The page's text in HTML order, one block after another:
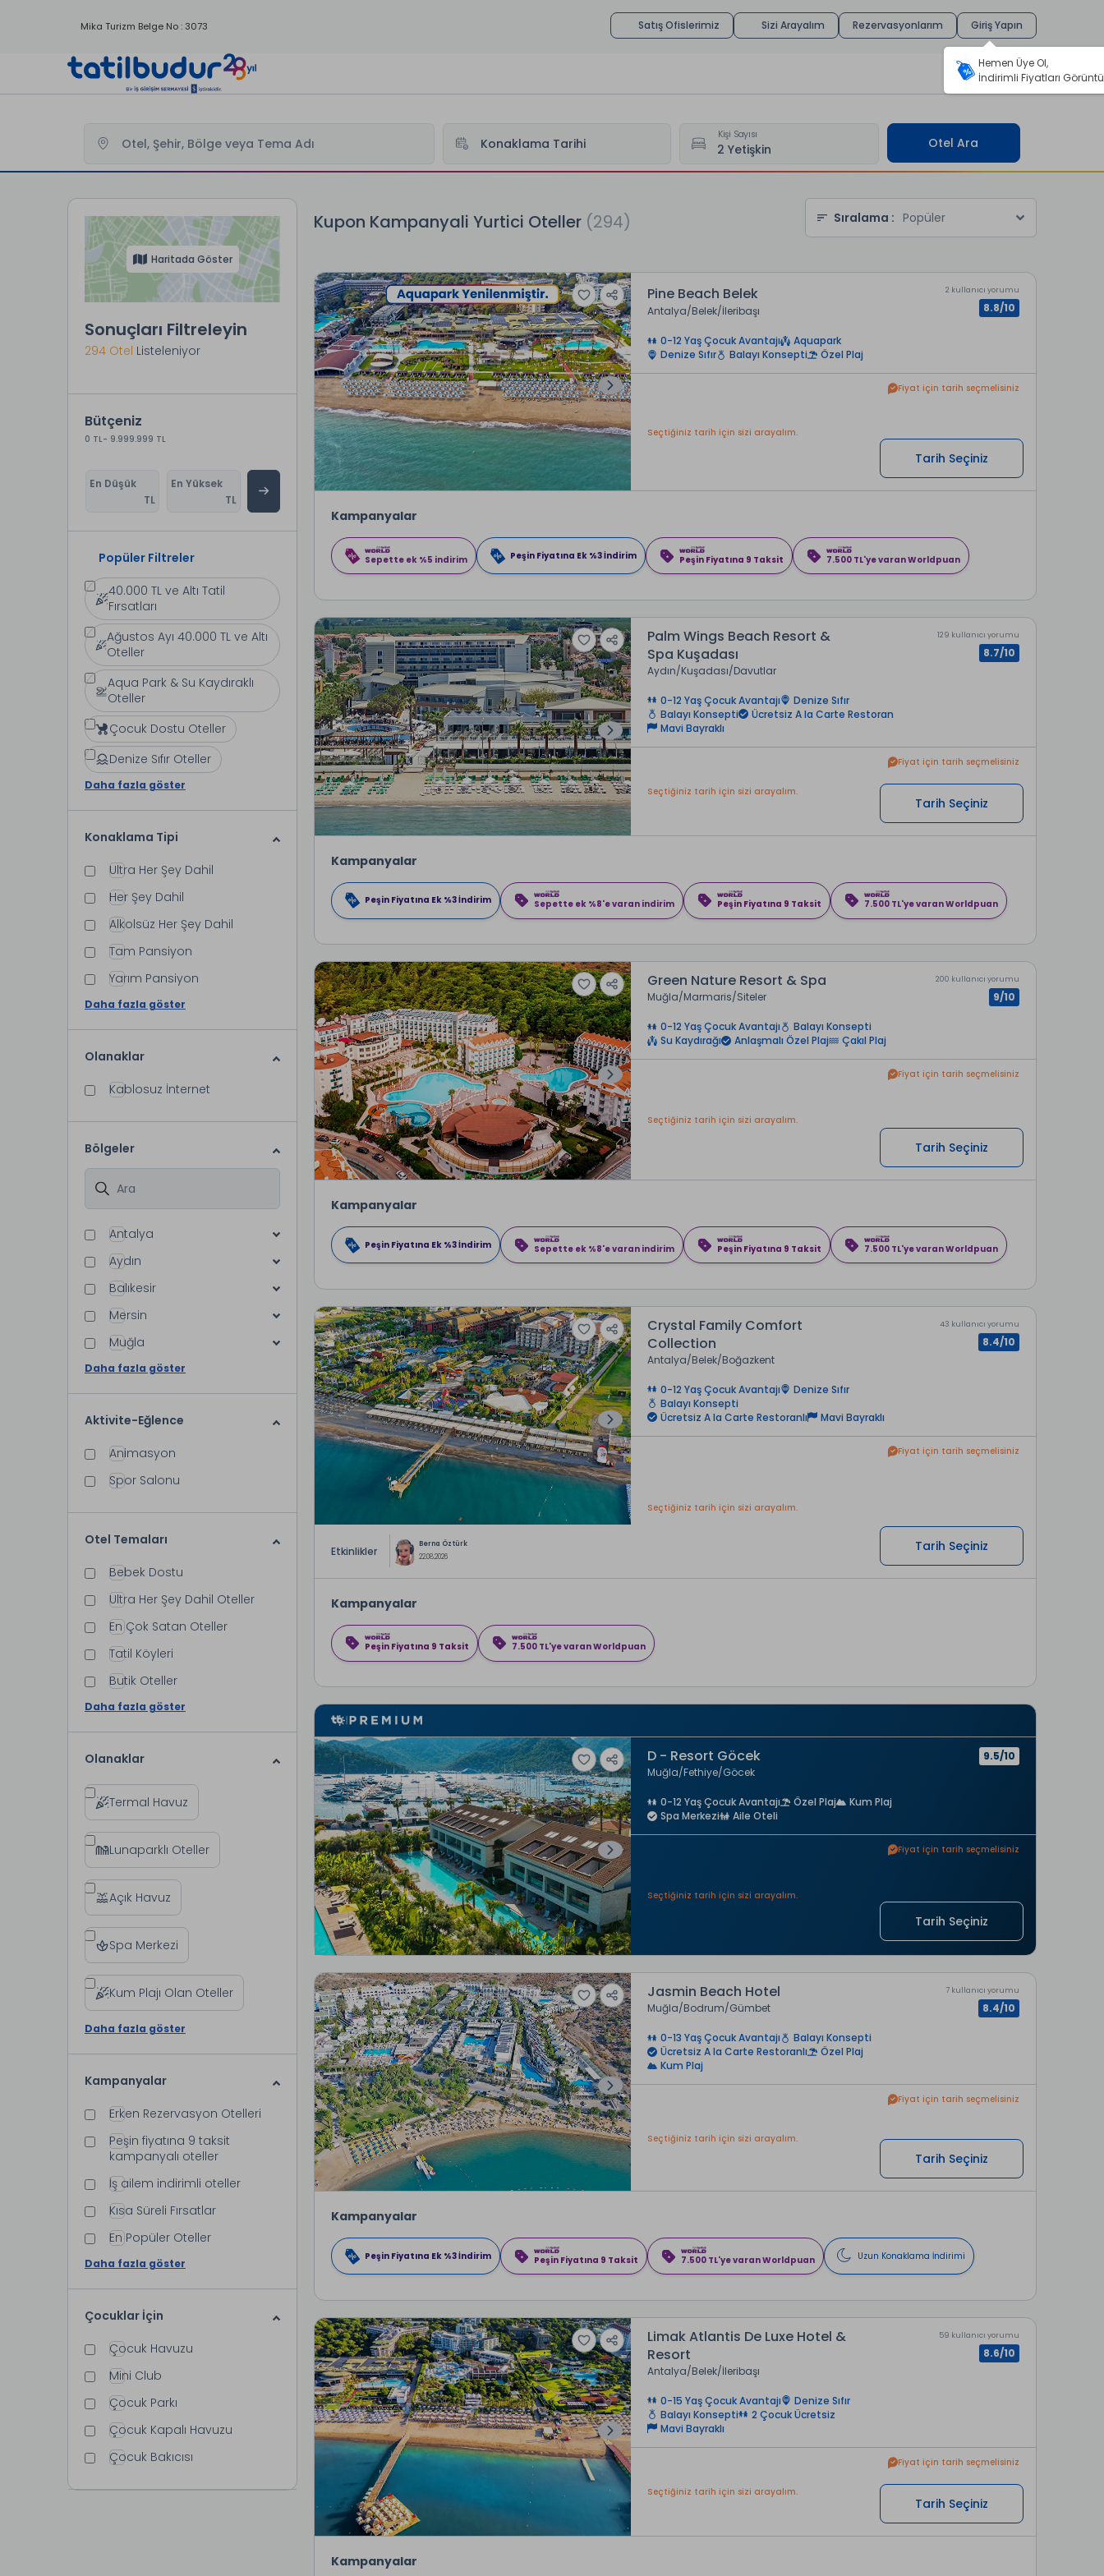
Mika Turizm Belge No : 3073 Satış Ofislerimiz Sizi Arayalım Rezervasyonlarım Giriş Yapın
Konaklama Tarihi
Kişi Sayısı
Otel Ara
Haritada Göster
Sonuçları Filtreleyin
294 Otel Listeleniyor
Bütçeniz
0 TL- 9.999.999 TL
En Düşük
TL
En Yüksek
TL
Popüler Filtreler
40.000 TL ve Altı Tatil
Fırsatları
Ağustos Ayı 40.000 TL ve Altı
Oteller
Aqua Park & Su Kaydıraklı
Oteller
Çocuk Dostu Oteller
Denize Sıfır Oteller
Daha fazla göster
Konaklama Tipi
Ultra Her Şey Dahil
Her Şey Dahil
Alkolsüz Her Şey Dahil
Tam Pansiyon
Yarım Pansiyon
Daha fazla göster
Olanaklar
Kablosuz İnternet
Bölgeler
Antalya
Aydın
Balıkesir
Mersin
Muğla
Daha fazla göster
Aktivite-Eğlence
Animasyon
Spor Salonu
Otel Temaları
Bebek Dostu
Ultra Her Şey Dahil Oteller
En Çok Satan Oteller
Tatil Köyleri
Butik Oteller
Daha fazla göster
Olanaklar
Termal Havuz
Lunaparklı Oteller
Açık Havuz
Spa Merkezi
Kum Plajı Olan Oteller
Daha fazla göster
Kampanyalar
Erken Rezervasyon Otelleri
Peşin fiyatına 9 taksit
kampanyalı oteller
İş ailem indirimli oteller
Kısa Süreli Fırsatlar
En Popüler Oteller
Daha fazla göster
Çocuklar İçin
Çocuk Havuzu
Mini Club
Çocuk Parkı
Çocuk Kapalı Havuzu
Çocuk Bakıcısı
Sıralama : Popüler
Kupon Kampanyali Yurtici Oteller (294)
Pine Beach Belek
Antalya Belek İleribaşı
0-12 Yaş Çocuk Avantajı
Aquapark
Denize Sıfır
Balayı Konsepti Özel Plaj
2 kullanıcı yorumu
8.8/10
Seçtiğiniz tarih için sizi arayalım.
Fiyat için tarih seçmelisiniz
Tarih Seçiniz
Kampanyalar
Sepette ek %5 indirim Peşin Fiyatına Ek %3 İndirim Peşin Fiyatına 9 Taksit 7.500 TL'ye varan Worldpuan
Palm Wings Beach Resort &
Spa Kuşadası
Aydın Kuşadası Davutlar
0-12 Yaş Çocuk Avantajı
Denize Sıfır
Balayı Konsepti
Ücretsiz A la Carte Restoran
Mavi Bayraklı
129 kullanıcı yorumu
8.7/10
Seçtiğiniz tarih için sizi arayalım.
Fiyat için tarih seçmelisiniz
Tarih Seçiniz
Kampanyalar
Peşin Fiyatına Ek %3 İndirim Sepette ek %8'e varan indirim Peşin Fiyatına 9 Taksit 7.500 TL'ye varan Worldpuan
Green Nature Resort & Spa
Muğla Marmaris Siteler
0-12 Yaş Çocuk Avantajı
Balayı Konsepti
Su Kaydırağı
Anlaşmalı Özel Plaj Çakıl Plaj
200 kullanıcı yorumu
9/10
Seçtiğiniz tarih için sizi arayalım.
Fiyat için tarih seçmelisiniz
Tarih Seçiniz
Kampanyalar
Peşin Fiyatına Ek %3 İndirim Sepette ek %8'e varan indirim Peşin Fiyatına 9 Taksit 7.500 TL'ye varan Worldpuan
Etkinlikler
Berna Öztürk
22.08.2026
Crystal Family Comfort
Collection
Antalya Belek Boğazkent
0-12 Yaş Çocuk Avantajı
Denize Sıfır
Balayı Konsepti
Ücretsiz A la Carte Restoranlı
Mavi Bayraklı
43 kullanıcı yorumu
8.4/10
Seçtiğiniz tarih için sizi arayalım.
Fiyat için tarih seçmelisiniz
Tarih Seçiniz
Kampanyalar
Peşin Fiyatına 9 Taksit 7.500 TL'ye varan Worldpuan
D - Resort Göcek
Muğla Fethiye Göcek
0-12 Yaş Çocuk Avantajı Özel Plaj
Kum Plaj
Spa Merkezi
Aile Oteli
9.5/10
Seçtiğiniz tarih için sizi arayalım.
Fiyat için tarih seçmelisiniz
Tarih Seçiniz
Jasmin Beach Hotel
Muğla Bodrum Gümbet
0-13 Yaş Çocuk Avantajı
Balayı Konsepti
Ücretsiz A la Carte Restoranlı
Özel Plaj
Kum Plaj
7 kullanıcı yorumu
8.4/10
Seçtiğiniz tarih için sizi arayalım.
Fiyat için tarih seçmelisiniz
Tarih Seçiniz
Kampanyalar
Peşin Fiyatına Ek %3 İndirim Peşin Fiyatına 9 Taksit 7.500 TL'ye varan Worldpuan Uzun Konaklama İndirimi
Limak Atlantis De Luxe Hotel &
Resort
Antalya Belek İleribaşı
0-15 Yaş Çocuk Avantajı
Denize Sıfır
Balayı Konsepti
2 Çocuk Ücretsiz
Mavi Bayraklı
59 kullanıcı yorumu
8.6/10
Seçtiğiniz tarih için sizi arayalım.
Fiyat için tarih seçmelisiniz
Tarih Seçiniz
Kampanyalar
Hemen Üye Ol,
İndirimli Fiyatları